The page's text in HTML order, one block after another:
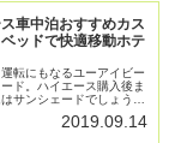
車中泊おすすめカス
ッドで快適移動ホテ
転にもなるユーアイビー
ド。ハイエース購入後ま
サンシェードでしょう。
えることもなくなり、盗
し最高のカスタムです。
2019.09.14